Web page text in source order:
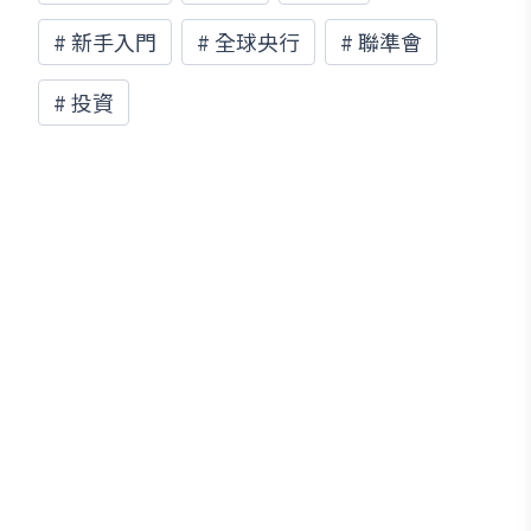
#新手入門 # 全球央行 #聯準會
#投資